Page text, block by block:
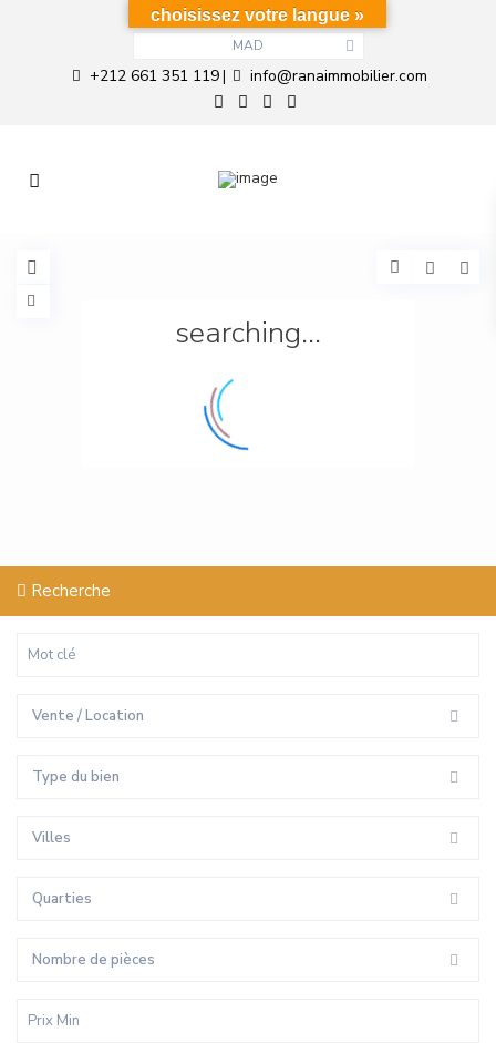
MAD
+212 661 351 119| info@ranaimmobilier.com
searching...
Recherche
Vente / Location
Type du bien
Villes
Quarties
Nombre de pièces
choisissez votre langue »